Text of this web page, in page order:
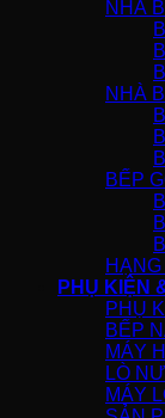
NHÀ
NHÀ
BẾP
PHỤ KIỆN
PHỤ
BẾP
MÁY
LÒ
MÁY